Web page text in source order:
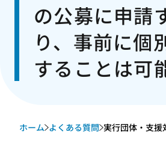
の公募に申請
り、事前に個
することは可
ホーム よくある質問 実行団体・支